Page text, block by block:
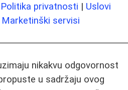
Politika privatnosti | Uslovi
Marketinški servisi
nikakvu odgovornost
u sadržaju ovog